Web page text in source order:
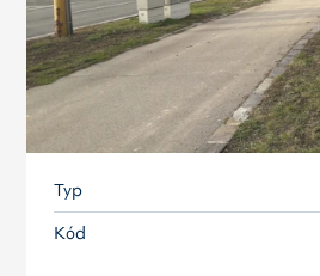
Typ
Kód